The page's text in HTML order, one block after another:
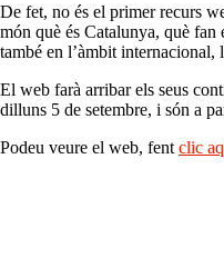
De fet, no és el primer recurs
món què és Catalunya, què
també en l’àmbit internacional,
El web farà arribar els seus
dilluns 5 de setembre, i són a
Podeu veure el web, fent clic